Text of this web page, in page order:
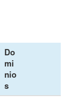
Do
mi
nio
s